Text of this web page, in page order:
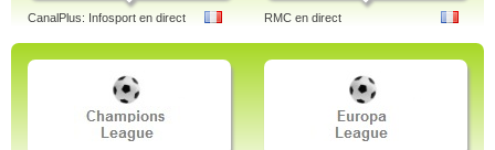
CanalPlus: Infosport en direct RMC en direct